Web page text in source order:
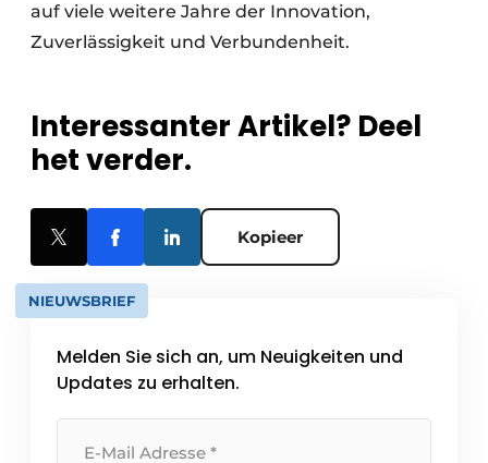
auf viele weitere Jahre der Innovation,
Zuverlässigkeit und Verbundenheit.
Interessanter Artikel? Deel
het verder.
Kopieer
NIEUWSBRIEF
Melden Sie sich an, um Neuigkeiten und
Updates zu erhalten.